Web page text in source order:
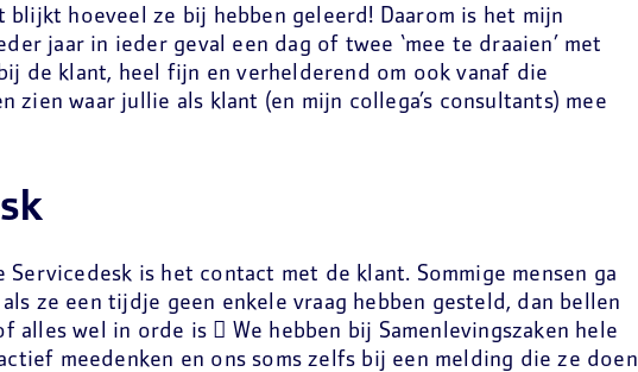
blijkt hoeveel ze bij hebben geleerd! Daarom is het mijn
jaar in ieder geval een dag of twee ‘mee te draaien’ met
de klant, heel fijn en verhelderend om ook vanaf die
zien waar jullie als klant (en mijn collega’s consultants) mee
Servicedesk is het contact met de klant. Sommige mensen ga
ze een tijdje geen enkele vraag hebben gesteld, dan bellen
alles wel in orde is  We hebben bij Samenlevingszaken hele
meedenken en ons soms zelfs bij een melding die ze doen